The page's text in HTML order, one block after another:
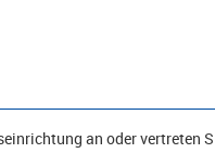
an oder vertreten